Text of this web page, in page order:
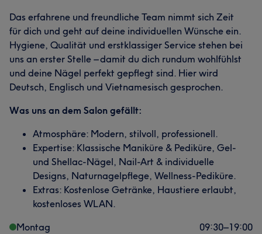
Das erfahrene und freundliche Team nimmt sich Zeit
für dich und geht auf deine individuellen Wünsche ein.
Hygiene, Qualität und erstklassiger Service stehen bei
uns an erster Stelle – damit du dich rundum wohlfühlst
und deine Nägel perfekt gepflegt sind. Hier wird
Deutsch, Englisch und Vietnamesisch gesprochen.
Was uns an dem Salon gefällt:
Atmosphäre: Modern, stilvoll, professionell.
Expertise: Klassische Maniküre & Pediküre, Gel-
und Shellac-Nägel, Nail-Art & individuelle
Designs, Naturnagelpflege, Wellness-Pediküre.
Extras: Kostenlose Getränke, Haustiere erlaubt,
kostenloses WLAN.
Montag
09:30–19:00